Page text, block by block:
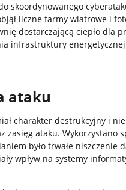
skoordynowanego
liczne farmy wiatrowe i
dostarczającą ciepło dla
infrastruktury
ataku
charakter destrukcyjny i
zasięg ataku. Wykorzystano
było trwałe niszczenie
wpływ na systemy